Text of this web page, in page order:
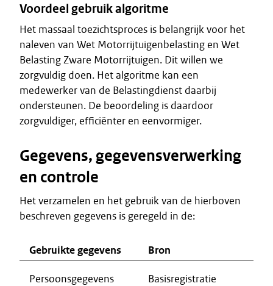
Voordeel gebruik algoritme
Het massaal toezichtsproces is belangrijk voor het
naleven van Wet Motorrijtuigenbelasting en Wet
Belasting Zware Motorrijtuigen. Dit willen we
zorgvuldig doen. Het algoritme kan een
medewerker van de Belastingdienst daarbij
ondersteunen. De beoordeling is daardoor
zorgvuldiger, efficiënter en eenvormiger.
Gegevens, gegevensverwerking
en controle
Het verzamelen en het gebruik van de hierboven
beschreven gegevens is geregeld in de:
Gebruikte gegevens Bron
Persoonsgegevens
Basisregistratie